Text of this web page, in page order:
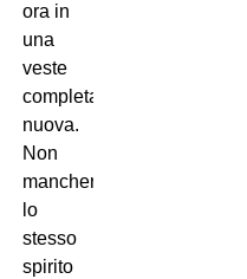
ora in
una
veste
completamente
nuova.
Non
mancherà
lo
stesso
spirito